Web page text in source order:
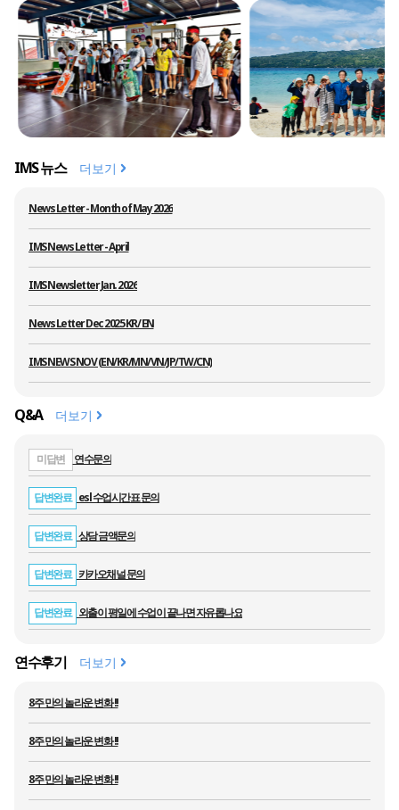
IMS Academy | 2026 summer
camp _ welcome party_ 3rd
batch
summer camp _ MN
IMS Academy | Teddy's Life
IMS 뉴스 더보기
News Letter - Month of May 2026
IMS News Letter - April
IMS Newsletter Jan. 2026
News Letter Dec 2025 KR/ EN
IMS NEWS NOV (EN/KR/MN/VN/JP/TW/CN)
Q&A 더보기
미답변 연수문의
답변완료 esl 수업시간표 문의
답변완료 상담 금액문의
답변완료 카카오채널 문의
답변완료 외출이 평일에 수업이 끝나면 자유롭나요
연수후기 더보기
8주 만의 놀라운 변화 !!
8주 만의 놀라운 변화 !!
8주 만의 놀라운 변화 !!